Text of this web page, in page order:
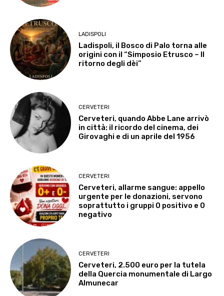
LADISPOLI
Ladispoli, il Bosco di Palo torna alle
origini con il “Simposio Etrusco – Il
ritorno degli dèi”
CERVETERI
Cerveteri, quando Abbe Lane arrivò
in città: il ricordo del cinema, dei
Girovaghi e di un aprile del 1956
CERVETERI
Cerveteri, allarme sangue: appello
urgente per le donazioni, servono
soprattutto i gruppi 0 positivo e 0
negativo
CERVETERI
Cerveteri, 2.500 euro per la tutela
della Quercia monumentale di Largo
Almunecar